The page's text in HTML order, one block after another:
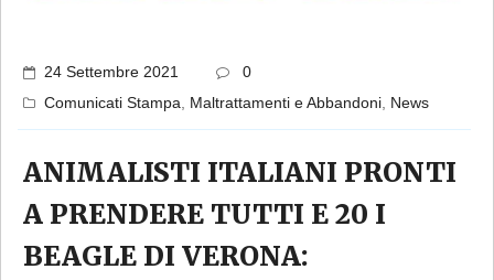
24 Settembre 2021
0
Comunicati Stampa
Maltrattamenti e Abbandoni News
ANIMALISTI ITALIANI PRONTI
A PRENDERE TUTTI E 20 I
BEAGLE DI VERONA: